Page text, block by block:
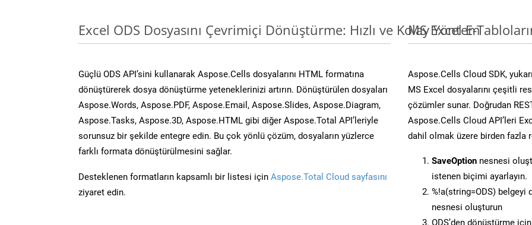
Excel ODS Dosyasını Çevrimiçi Dönüştürme: Hızlı ve Kolay Yöntem
Güçlü ODS API’sini kullanarak Aspose.Cells dosyalarını HTML formatına
dönüştürerek dosya dönüştürme yeteneklerinizi artırın. Dönüştürülen dosyaları
Aspose.Words, Aspose.PDF, Aspose.Email, Aspose.Slides, Aspose.Diagram,
Aspose.Tasks, Aspose.3D, Aspose.HTML gibi diğer Aspose.Total API’leriyle
sorunsuz bir şekilde entegre edin. Bu çok yönlü çözüm, dosyaların yüzlerce
farklı formata dönüştürülmesini sağlar.
Desteklenen formatların kapsamlı bir listesi için Aspose.Total Cloud sayfasını
ziyaret edin.
MS Excel E-
Aspose.Cells Cloud SDK,
MS Excel dosyalarını çeşitli
çözümler sunar. Doğrudan
Aspose.Cells Cloud API’leri
dahil olmak üzere birden fazla
SaveOption nesnesi
istenen biçimi ayarlayın.
%!a(string=ODS) belgeyi
nesnesi oluşturun
ODS’den dönüştürme